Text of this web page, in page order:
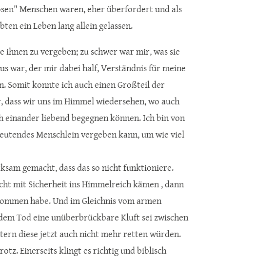
Menschen waren, eher überfordert und als
ein Leben lang allein gelassen.
zu vergeben; zu schwer war mir, was sie
war, der mir dabei half, Verständnis für meine
Somit konnte ich auch einen Großteil der
wir uns im Himmel wiedersehen, wo auch
liebend begegnen können. Ich bin von
Menschlein vergeben kann, um wie viel
gemacht, dass das so nicht funktioniere.
mit Sicherheit ins Himmelreich kämen , dann
habe. Und im Gleichnis vom armen
Tod eine unüberbrückbare Kluft sei zwischen
diese jetzt auch nicht mehr retten würden.
Einerseits klingt es richtig und biblisch